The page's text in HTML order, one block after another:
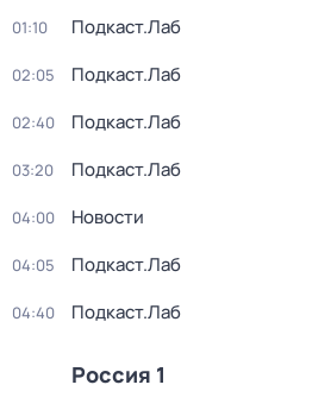
01:10 Подкаст.Лаб
02:05 Подкаст.Лаб
02:40 Подкаст.Лаб
03:20 Подкаст.Лаб
04:00 Новости
04:05 Подкаст.Лаб
04:40 Подкаст.Лаб
Россия 1